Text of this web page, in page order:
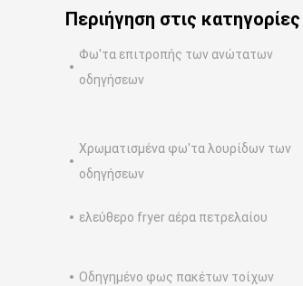
Περιήγηση στις κατηγορίες
Φω'τα επιτροπής των ανώτατων
οδηγήσεων
Χρωματισμένα φω'τα λουρίδων των
οδηγήσεων
ελεύθερο fryer αέρα πετρελαίου
Οδηγημένο φως πακέτων τοίχων